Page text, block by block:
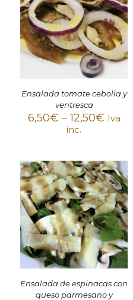
Ensalada tomate cebolla y
ventresca
6,50€ –12,50€ Iva
inc.
Ensalada de espinacas con
queso parmesano y